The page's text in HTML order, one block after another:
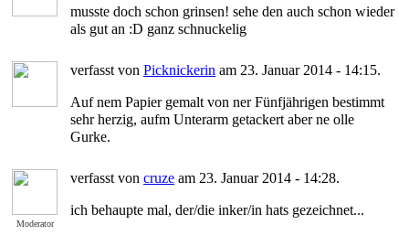
musste doch schon grinsen! sehe den auch schon wieder
als gut an :D ganz schnuckelig
verfasst von Picknickerin am 23. Januar 2014 - 14:15.
Auf nem Papier gemalt von ner Fünfjährigen bestimmt
sehr herzig, aufm Unterarm getackert aber ne olle
Gurke.
Moderator
verfasst von cruze am 23. Januar 2014 - 14:28.
ich behaupte mal, der/die inker/in hats gezeichnet...